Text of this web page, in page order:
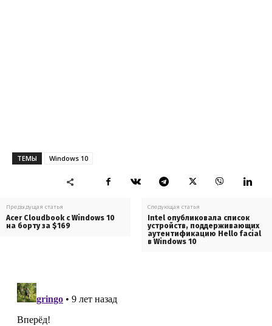
ТЕМЫ Windows 10
Предыдущая статья
Acer Cloudbook с Windows 10
на борту за $169
Следующая статья
Intel опубликовала список
устройств, поддерживающих
аутентификацию Hello facial
в Windows 10